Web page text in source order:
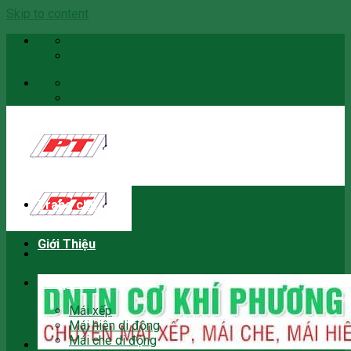
Skip to content
Trang chủ
Giới Thiệu
Sản phẩm
Mái xếp
Mái hiên di động
Mái che di động